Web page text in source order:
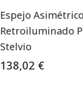
Espejo
Retroiluminado
Stelvio
138,02 €